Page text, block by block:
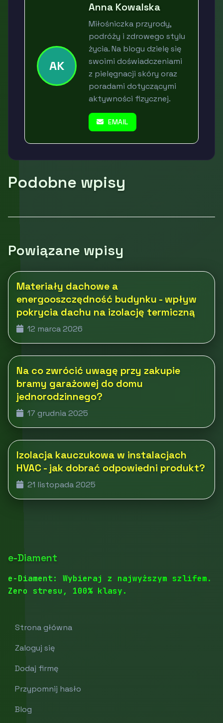
AK
Anna Kowalska
Miłośniczka przyrody,
podróży i zdrowego stylu
życia. Na blogu dzielę się
swoimi doświadczeniami
z pielęgnacji skóry oraz
poradami dotyczącymi
aktywności fizycznej.
EMAIL
Podobne wpisy
Powiązane wpisy
Materiały dachowe a
energooszczędność budynku - wpływ
pokrycia dachu na izolację termiczną
12 marca 2026
Na co zwrócić uwagę przy zakupie
bramy garażowej do domu
jednorodzinnego?
17 grudnia 2025
Izolacja kauczukowa w instalacjach
HVAC - jak dobrać odpowiedni produkt?
21 listopada 2025
e-Diament
e-Diament: Wybieraj z najwyższym szlifem.
Zero stresu, 100% klasy.
Strona główna
Zaloguj się
Dodaj firmę
Przypomnij hasło
Blog